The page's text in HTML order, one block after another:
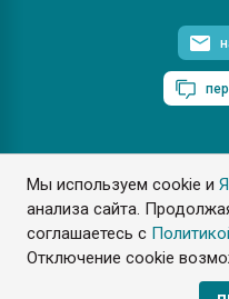
Мы используем cookie и
анализа сайта.
соглашаетесь с
Отключение cookie
ПластЭксперт ©
Разрешается копирование
ссылкой